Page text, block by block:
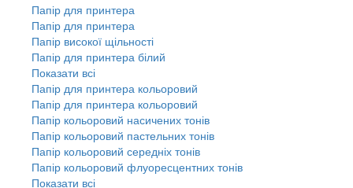
Папір для принтера
Папір для принтера
Папір високої щільності
Папір для принтера білий
Показати всі
Папір для принтера кольоровий
Папір для принтера кольоровий
Папір кольоровий насичених тонів
Папір кольоровий пастельних тонів
Папір кольоровий середніх тонів
Папір кольоровий флуоресцентних тонів
Показати всі